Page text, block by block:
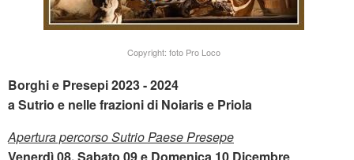
Copyright: foto Pro Loco
Borghi e Presepi 2023 - 2024
a Sutrio e nelle frazioni di Noiaris e Priola
Apertura percorso Sutrio Paese Presepe